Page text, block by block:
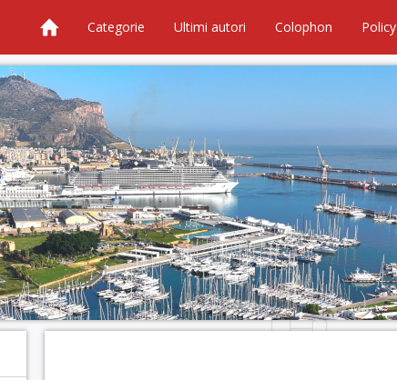
Categorie Ultimi autori Colophon Policy